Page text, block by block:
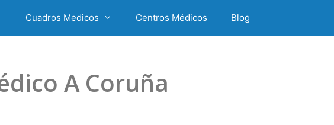
Cuadros Medicos Centros Médicos Blog
A Coruña